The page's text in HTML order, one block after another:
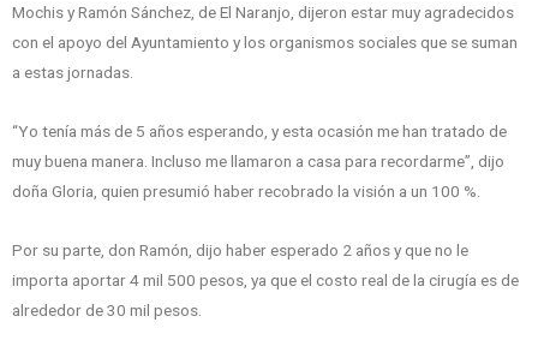
Mochis y Ramón Sánchez, de El Naranjo, dijeron estar muy agradecidos
con el apoyo del Ayuntamiento y los organismos sociales que se suman
a estas jornadas.
“Yo tenía más de 5 años esperando, y esta ocasión me han tratado de
muy buena manera. Incluso me llamaron a casa para recordarme”, dijo
doña Gloria, quien presumió haber recobrado la visión a un 100 %.
Por su parte, don Ramón, dijo haber esperado 2 años y que no le
importa aportar 4 mil 500 pesos, ya que el costo real de la cirugía es de
alrededor de 30 mil pesos.